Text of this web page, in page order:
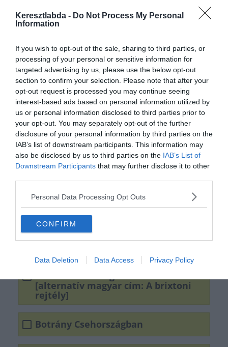
Keresztlabda - Do Not Process My Personal
Information
If you wish to opt-out of the sale, sharing to third parties, or
processing of your personal or sensitive information for
targeted advertising by us, please use the below opt-out
section to confirm your selection. Please note that after your
opt-out request is processed you may continue seeing
interest-based ads based on personal information utilized by
us or personal information disclosed to third parties prior to
your opt-out. You may separately opt-out of the further
disclosure of your personal information by third parties on the
IAB’s list of downstream participants. This information may
also be disclosed by us to third parties on the IAB’s List of
Downstream Participants that may further disclose it to other
Personal Data Processing Opt Outs
CONFIRM
Data Deletion Data Access Privacy Policy
Hirdetés
0%
Mi volt az első publikált
Sherlock Holmes-
történet, amelyet Sir
Arthur Conan Doyle írt?
[alternatív magyar cím: A brixtoni
rejtély]
Botrány Csehországban